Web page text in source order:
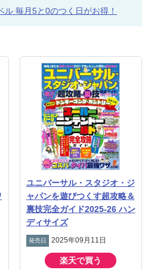
ル 毎月5と0のつく日がお得！
ユニバーサル・スタジオ・ジ
ャパンを遊びつくす超攻略＆
裏技完全ガイド2025-26 ハン
ディサイズ
発売日 2025年09月11日
楽天で買う